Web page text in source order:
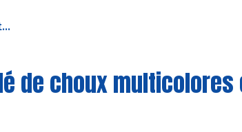
de choux